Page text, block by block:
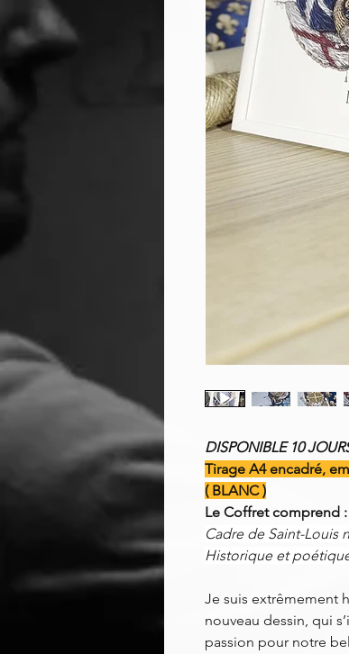
DISPONIBLE 10
Tirage A4 encadré,
( BLANC )
Le Coffret comprend :
Cadre de Saint-Louis
Historique et
Je suis extrêmement
nouveau dessin, qui
passion pour notre